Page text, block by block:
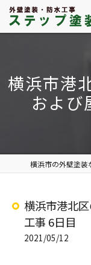
横浜市港
および
横浜市港北
工事 6日目
2021/05/12